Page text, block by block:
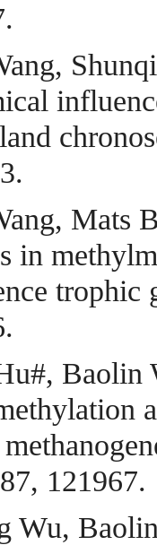
.
.
Mats
in
trophic
.
Baolin
, 121967.
Wu,